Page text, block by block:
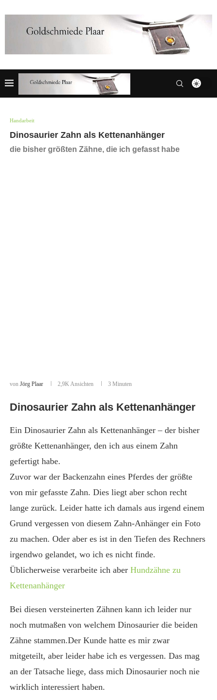
Handarbeit
Dinosaurier Zahn als Kettenanhänger
die bisher größten Zähne, die ich gefasst habe
von Jörg Plaar 2,9K Ansichten 3 Minuten
Dinosaurier Zahn als Kettenanhänger
Ein Dinosaurier Zahn als Kettenanhänger – der bisher
größte Kettenanhänger, den ich aus einem Zahn
gefertigt habe.
Zuvor war der Backenzahn eines Pferdes der größte
von mir gefasste Zahn. Dies liegt aber schon recht
lange zurück. Leider hatte ich damals aus irgend einem
Grund vergessen von diesem Zahn-Anhänger ein Foto
zu machen. Oder aber es ist in den Tiefen des Rechners
irgendwo gelandet, wo ich es nicht finde.
Üblicherweise verarbeite ich aber Hundzähne zu
Kettenanhänger
Bei diesen versteinerten Zähnen kann ich leider nur
noch mutmaßen von welchem Dinosaurier die beiden
Zähne stammen.Der Kunde hatte es mir zwar
mitgeteilt, aber leider habe ich es vergessen. Das mag
an der Tatsache liege, dass mich Dinosaurier noch nie
wirklich interessiert haben.